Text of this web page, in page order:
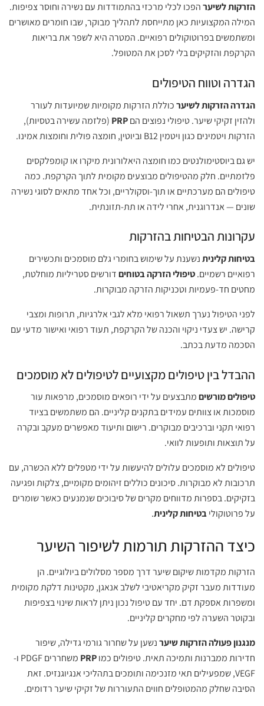
הזרקות לשיערהפכו לכלי מרכזי בהתמודדות עם נשירה וחוסר צפיפות.
המילה המקצועיות כאן מתייחסת לתהליך מבוקר, שבו חומרים מאושרים
ומשתמשים בפרוטוקולים רפואיים. המטרה היא לשפר את בריאות
הקרקפת והזקיקים בלי לסכן את המטופל.
הגדרה וטווח הטיפולים
הגדרה הזרקות לשיערכוללת הזרקות מקומיות שמיועדות לעורר
ולהזין זקיקי שיער. טיפולי נפוצים הםPRP (פלזמה עשירה בטסיות),
הזרקות ויטמינים כגון ויטמין B12 וביוטין, חומצה פולית וחומצות אמינו.
יש גם ביוסטימולנטים כמו חומצה היאלורונית מיקרו או קומפלקסים
פלזמתיים. חלק מהטיפולים מבוצעים מקומית לתוך הקרקפת. כמה
טיפולים הם מערכתיים או תוך-וסקולריים, וכל אחד מתאים לסוגי נשירה
שונים — אנדרוגנית, אחרי לידה או תת-תזונתית.
עקרונות הבטיחות בהזרקות
בטיחות קליניתנשענת על שימוש בחומרי גלם מוסמכים ותכשירים
רפואיים רשמיים.טיפולי הזרקה בטוחיםדורשים סטריליות מוחלטת,
מחטים חד-פעמיות וטכניקות הזרקה מבוקרות.
לפני הטיפול נערך תשאול רפואי מלא לגבי אלרגיות, תרופות ומצבי
קרישה. יש צעדי ניקוי והכנה של הקרקפת, תעוד רפואי ואישור מדעי עם
הסכמה מדעת בכתב.
ההבדל בין טיפולים מקצועיים לטיפולים לא מוסמכים
טיפולים מורשיםמתבצעים על ידי רופאים מוסמכים, מרפאות עור
מוסמכות או צוותים עמידים בתקנים קליניים. הם משתמשים בציוד
רפואי תקני וברכיבים מבוקרים. רישום ותיעוד מאפשרים מעקב ובקרה
על תוצאות ותופעות לוואי.
טיפולים לא מוסמכים עלולים להיעשות על ידי מטפלים ללא הכשרה, עם
תרכובות לא מבוקרות. סיכונים כוללים זיהומים מקומיים, צלקות ופגיעה
בזקיקים. בספרות מדווחים מקרים של סיבוכים שנמנעים כאשר שומרים
על פרוטוקוליבטיחות קלינית.
כיצד ההזרקות תורמות לשיפור השיער
הזרקות מקדמות שיקום שיער דרך מספר מסלולים ביולוגיים. הן
מעודדות מעבר זקיק מקריאטיבי לשלב אנאגן, מקטינות דלקת מקומית
ומשפרות אספקת דם. יחד עם טיפול נכון ניתן לראות שינוי בצפיפות
ובקוטר השערה לפי מחקרים קליניים.
מנגנון פעולה הזרקות שיערנשען על שחרור גורמי גדילה, שיפור
חדירות ממברנות ותמיכה תאית. טיפולים כמוPRP
משחררים PDGF ו-
VEGF, שמפעילים תאי מזנכימה ותומכים בתהליכי אנגיוגנזיס. זאת
הסיבה שחלק מהמטופלים חווים התעוררות של זקיקי שיער רדומים.